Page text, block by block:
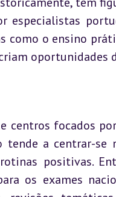
especialistas
como o ensino
oportunidades
centros focados
a centrar-se
positivas.
os exames